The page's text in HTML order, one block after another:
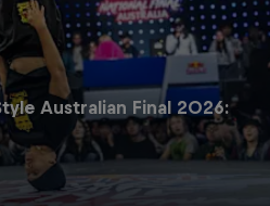
Australian Final 2026: